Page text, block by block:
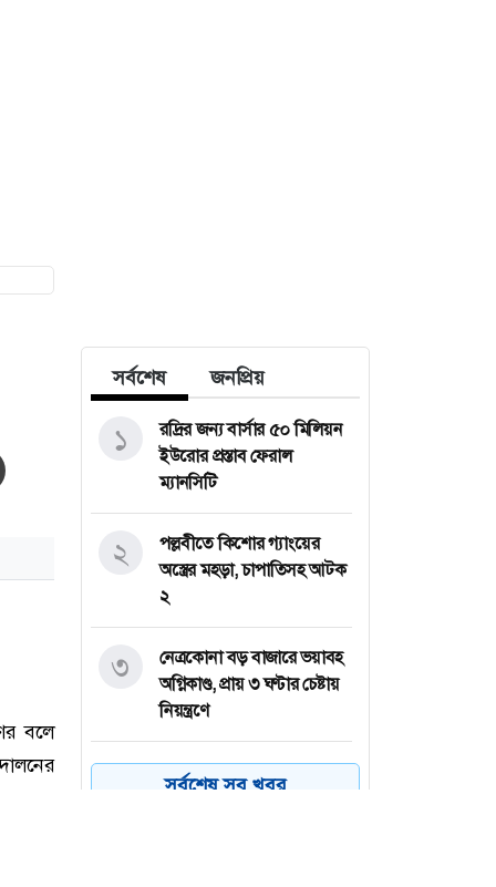
সর্বশেষ জনপ্রিয়
রদ্রির জন্য বার্সার ৫০ মিলিয়ন
ইউরোর প্রস্তাব ফেরাল
ম্যানসিটি
১
পল্লবীতে কিশোর গ্যাংয়ের
অস্ত্রের মহড়া, চাপাতিসহ আটক
২
২
নেত্রকোনা বড় বাজারে ভয়াবহ
অগ্নিকাণ্ড, প্রায় ৩ ঘণ্টার চেষ্টায়
নিয়ন্ত্রণে
৩
কয়েক ডজন
সর্বশেষ সব খবর